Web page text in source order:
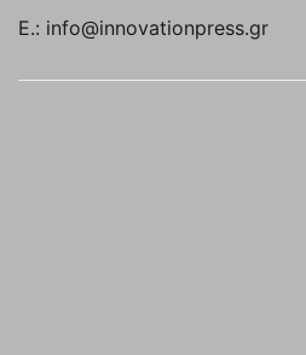
E.: info@innovationpress.gr